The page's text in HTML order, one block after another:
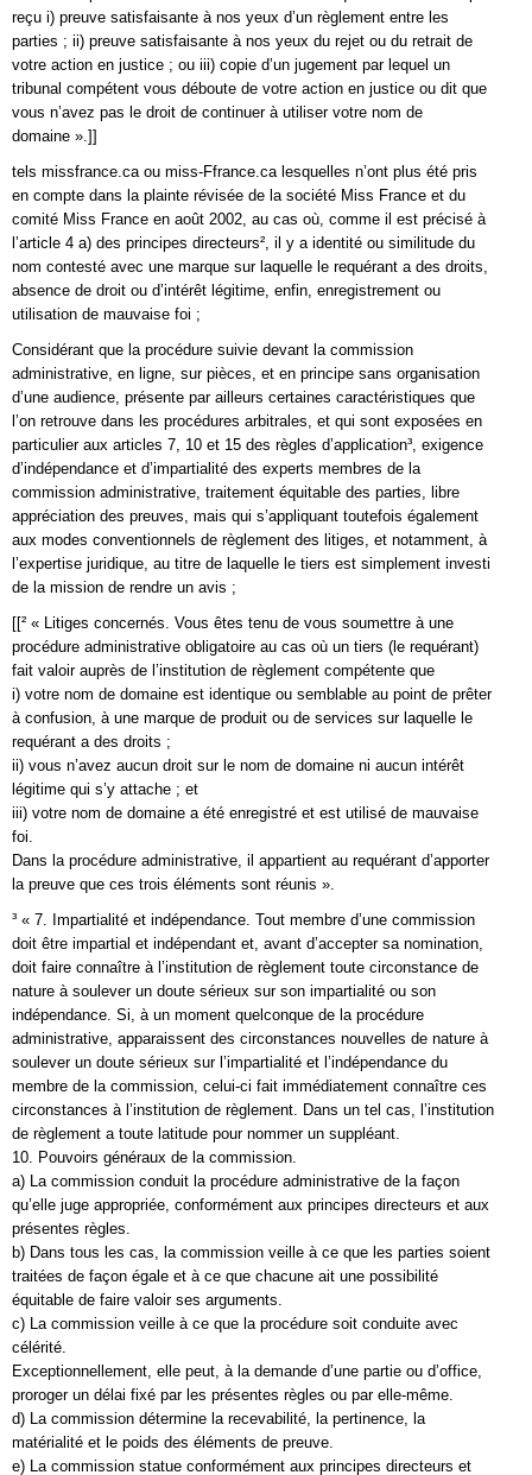
reçu i) preuve satisfaisante à nos yeux d’un règlement entre les
parties ; ii) preuve satisfaisante à nos yeux du rejet ou du retrait de
votre action en justice ; ou iii) copie d’un jugement par lequel un
tribunal compétent vous déboute de votre action en justice ou dit que
vous n’avez pas le droit de continuer à utiliser votre nom de
domaine ».]]
tels missfrance.ca ou miss-Ffrance.ca lesquelles n’ont plus été pris
en compte dans la plainte révisée de la société Miss France et du
comité Miss France en août 2002, au cas où, comme il est précisé à
l’article 4 a) des principes directeurs², il y a identité ou similitude du
nom contesté avec une marque sur laquelle le requérant a des droits,
absence de droit ou d’intérêt légitime, enfin, enregistrement ou
utilisation de mauvaise foi ;
Considérant que la procédure suivie devant la commission
administrative, en ligne, sur pièces, et en principe sans organisation
d’une audience, présente par ailleurs certaines caractéristiques que
l’on retrouve dans les procédures arbitrales, et qui sont exposées en
particulier aux articles 7, 10 et 15 des règles d’application³, exigence
d’indépendance et d’impartialité des experts membres de la
commission administrative, traitement équitable des parties, libre
appréciation des preuves, mais qui s’appliquant toutefois également
aux modes conventionnels de règlement des litiges, et notamment, à
l’expertise juridique, au titre de laquelle le tiers est simplement investi
de la mission de rendre un avis ;
[[² « Litiges concernés. Vous êtes tenu de vous soumettre à une
procédure administrative obligatoire au cas où un tiers (le requérant)
fait valoir auprès de l’institution de règlement compétente que
i) votre nom de domaine est identique ou semblable au point de prêter
à confusion, à une marque de produit ou de services sur laquelle le
requérant a des droits ;
ii) vous n’avez aucun droit sur le nom de domaine ni aucun intérêt
légitime qui s’y attache ; et
iii) votre nom de domaine a été enregistré et est utilisé de mauvaise
foi.
Dans la procédure administrative, il appartient au requérant d’apporter
la preuve que ces trois éléments sont réunis ».
³ « 7. Impartialité et indépendance. Tout membre d’une commission
doit être impartial et indépendant et, avant d’accepter sa nomination,
doit faire connaître à l’institution de règlement toute circonstance de
nature à soulever un doute sérieux sur son impartialité ou son
indépendance. Si, à un moment quelconque de la procédure
administrative, apparaissent des circonstances nouvelles de nature à
soulever un doute sérieux sur l’impartialité et l’indépendance du
membre de la commission, celui-ci fait immédiatement connaître ces
circonstances à l’institution de règlement. Dans un tel cas, l’institution
de règlement a toute latitude pour nommer un suppléant.
10. Pouvoirs généraux de la commission.
a) La commission conduit la procédure administrative de la façon
qu’elle juge appropriée, conformément aux principes directeurs et aux
présentes règles.
b) Dans tous les cas, la commission veille à ce que les parties soient
traitées de façon égale et à ce que chacune ait une possibilité
équitable de faire valoir ses arguments.
c) La commission veille à ce que la procédure soit conduite avec
célérité.
Exceptionnellement, elle peut, à la demande d’une partie ou d’office,
proroger un délai fixé par les présentes règles ou par elle-même.
d) La commission détermine la recevabilité, la pertinence, la
matérialité et le poids des éléments de preuve.
e) La commission statue conformément aux principes directeurs et